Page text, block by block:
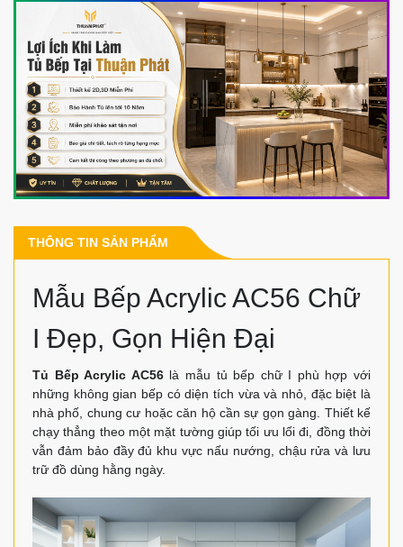
THÔNG TIN SẢN PHẨM
Mẫu Bếp Acrylic AC56 Chữ
I Đẹp, Gọn Hiện Đại
Tủ Bếp Acrylic AC56là mẫu tủ bếp chữ I phù hợp với
những không gian bếp có diện tích vừa và nhỏ, đặc biệt là
nhà phố, chung cư hoặc căn hộ cần sự gọn gàng. Thiết kế
chạy thẳng theo một mặt tường giúp tối ưu lối đi, đồng thời
vẫn đảm bảo đầy đủ khu vực nấu nướng, chậu rửa và lưu
trữ đồ dùng hằng ngày.